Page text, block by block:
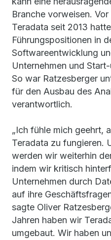
Branche vorweisen.
Teradata seit 2013
Führungspositionen in
Softwareentwicklung
Unternehmen und
So war Ratzesberger
für den Ausbau des
verantwortlich.
„Ich fühle mich geehrt,
Teradata zu fungieren.
werden wir weiterhin
indem wir kritisch
Unternehmen durch
auf ihre
sagte Oliver
Jahren haben wir
umgebaut. Wir haben